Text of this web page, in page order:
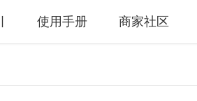
使用手册 商家社区